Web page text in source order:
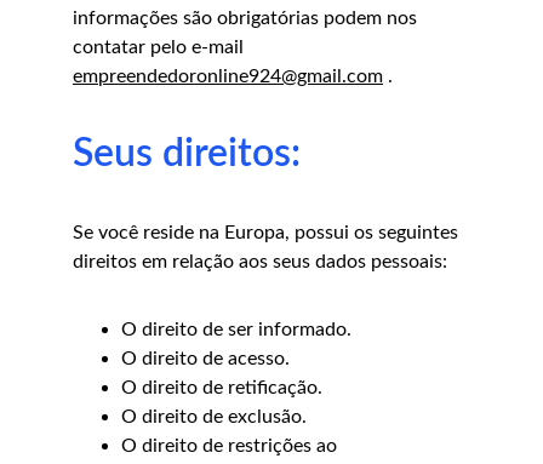
informações são obrigatórias podem nos
contatar pelo e-mail
empreendedoronline924@gmail.com .
Seus direitos:
Se você reside na Europa, possui os seguintes
direitos em relação aos seus dados pessoais:
O direito de ser informado.
O direito de acesso.
O direito de retificação.
O direito de exclusão.
O direito de restrições ao